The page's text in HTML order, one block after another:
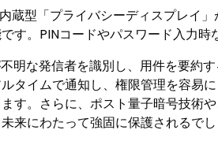
型「プライバシーディスプレイ
。PINコードやパスワード入力時
明な発信者を識別し、用件を要約
タイムで通知し、権限管理を容易
す。さらに、ポスト量子暗号技術
来にわたって強固に保護されるで